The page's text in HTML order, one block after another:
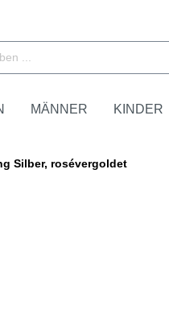
MÄNNER KINDER
Silber, rosévergoldet